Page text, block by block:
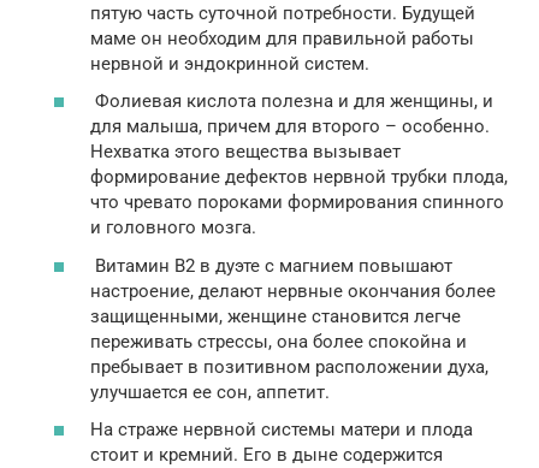
пятую часть суточной потребности. Будущей
маме он необходим для правильной работы
нервной и эндокринной систем.
Фолиевая кислота полезна и для женщины, и
для малыша, причем для второго – особенно.
Нехватка этого вещества вызывает
формирование дефектов нервной трубки плода,
что чревато пороками формирования спинного
и головного мозга.
Витамин В2 в дуэте с магнием повышают
настроение, делают нервные окончания более
защищенными, женщине становится легче
переживать стрессы, она более спокойна и
пребывает в позитивном расположении духа,
улучшается ее сон, аппетит.
На страже нервной системы матери и плода
стоит и кремний. Его в дыне содержится